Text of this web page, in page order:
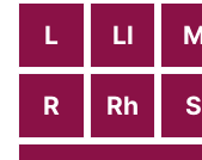
L Ll
R Rh S